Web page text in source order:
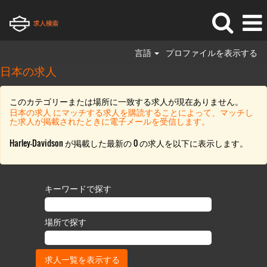
言語 プロファイルを表示する
日本の求人
このカテゴリーまたは場所に一致する求人が現在ありません。
日本の求人 にマッチする求人を購読することによって、マッチし
た求人が掲載されたときに電子メールを受信します。
Harley-Davidson が掲載した最新の 0 の求人を以下に表示します。
キーワードで探す
場所で探す